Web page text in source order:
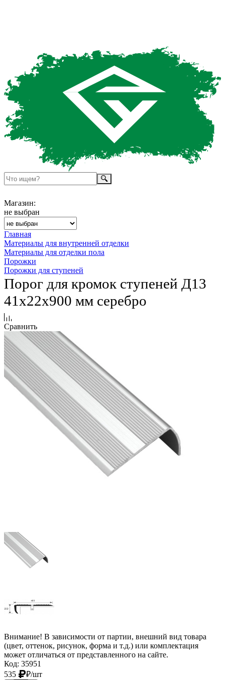
Магазин:
не выбран
Главная
Материалы для внутренней отделки
Материалы для отделки пола
Порожки
Порожки для ступеней
Порог для кромок ступеней Д13
41х22х900 мм серебро
Сравнить
Внимание! В зависимости от партии, внешний вид товара
(цвет, оттенок, рисунок, форма и т.д.) или комплектация
может отличаться от представленного на сайте.
Код: 35951
535
₽/шт